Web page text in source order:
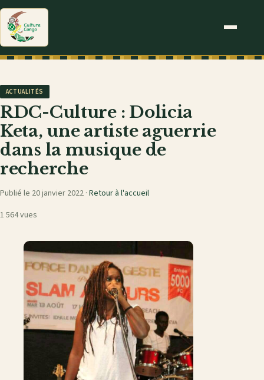
ACTUALITÉS
RDC-Culture : Dolicia
Keta, une artiste aguerrie
dans la musique de
recherche
Publié le 20 janvier 2022 · Retour à l'accueil
1 564 vues